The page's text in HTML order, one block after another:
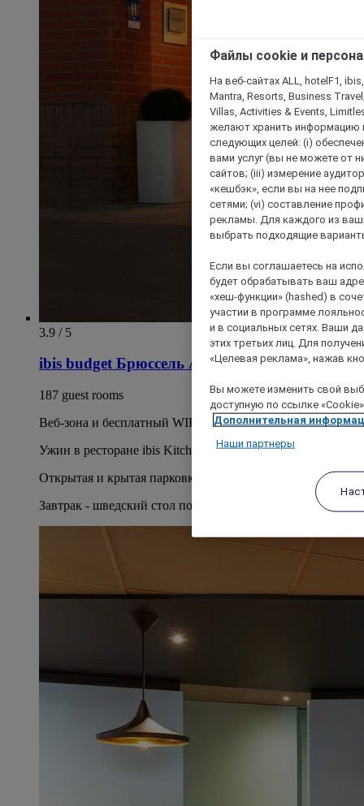
3.9 / 5
ibis budget Брюссель Аэропорт
187 guest rooms
Веб-зона и бесплатный WIFI на всей территории отеля
Ужин в ресторане ibis Kitchen
Открытая и крытая парковка
Завтрак - шведский стол по отличной цене
Файлы cookie и
На веб-сайтах ALL, hotelF1,
Mantra, Resorts, Business
Villas, Activities & Events,
желают хранить информацию
следующих целей: (i)
вами услуг (вы не можете от
сайтов; (iii) измерение
«кешбэк», если вы на нее
сетями; (vi) составление
рекламы. Для каждого из
выбрать подходящие
Если вы соглашаетесь на
будет обрабатывать ваш
«хеш-функции» (hashed) в
участии в программе
и в социальных сетях. Ваши
этих третьих лиц. Для
«Целевая реклама», нажав
Вы можете изменить свой
доступную по ссылке
Дополнительная
Наши партнеры